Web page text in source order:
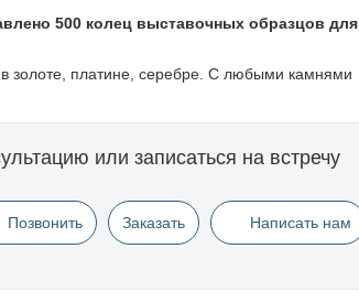
500 колец выставочных образцов для
золоте, платине, серебре. С любыми камнями
или записаться на встречу
Позвонить Заказать Написать нам